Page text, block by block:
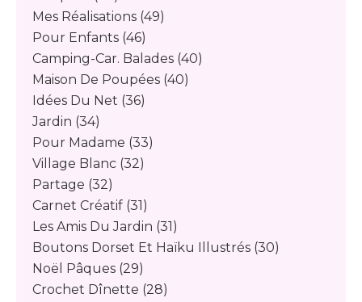
Mes Réalisations (49)
Pour Enfants (46)
Camping-Car. Balades (40)
Maison De Poupées (40)
Idées Du Net (36)
Jardin (34)
Pour Madame (33)
Village Blanc (32)
Partage (32)
Carnet Créatif (31)
Les Amis Du Jardin (31)
Boutons Dorset Et Haïku Illustrés (30)
Noël Pâques (29)
Crochet Dînette (28)